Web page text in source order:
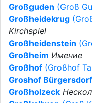
Großguden (Groß
Großheidekrug
Kirchspiel
Großheidenstein
Großheim Имение
Großhof (Großhof
Groshof Bürgersdorf
Großholzeck